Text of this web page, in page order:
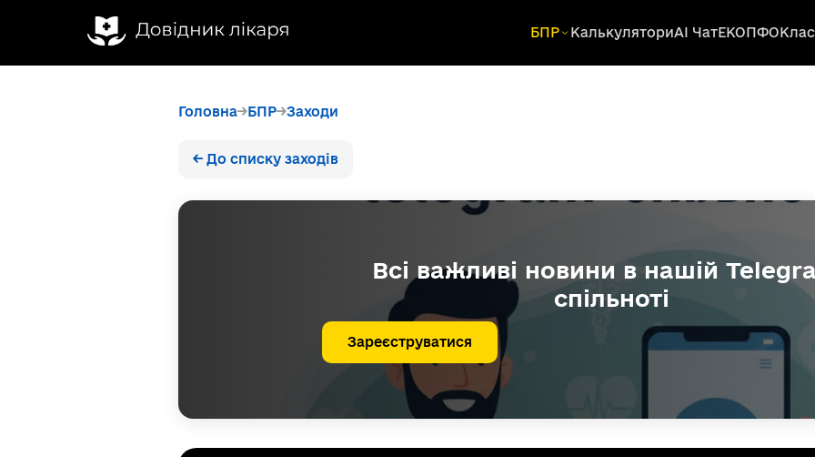
БПР КалькуляториAI ЧатЕКОПФО
Головна БПР Заходи
← До списку заходів
Всі важливі новини в нашій
спільноті
Зареєструватися